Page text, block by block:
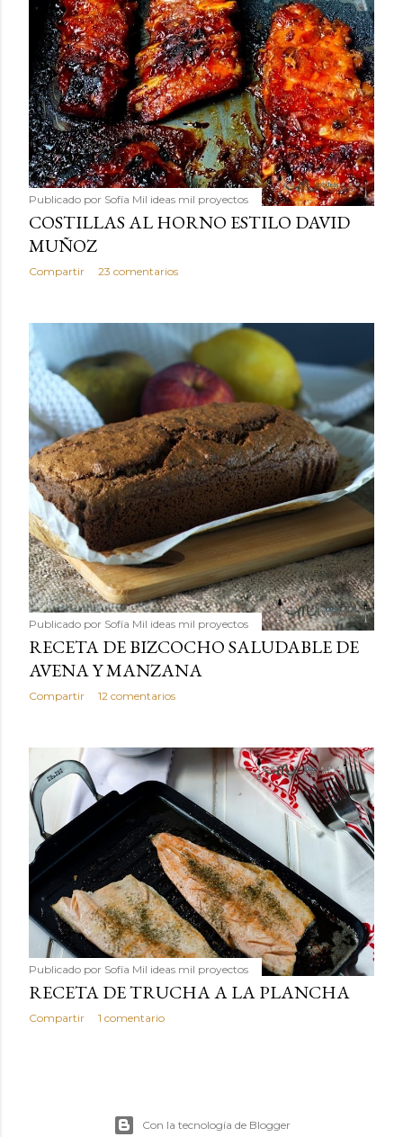
Publicado por Sofía Mil ideas mil proyectos
COSTILLAS AL HORNO ESTILO DAVID
MUÑOZ
Compartir 23 comentarios
Publicado por Sofía Mil ideas mil proyectos
RECETA DE BIZCOCHO SALUDABLE DE
AVENA Y MANZANA
Compartir 12 comentarios
Publicado por Sofía Mil ideas mil proyectos
RECETA DE TRUCHA A LA PLANCHA
Compartir 1 comentario
Con la tecnología de Blogger